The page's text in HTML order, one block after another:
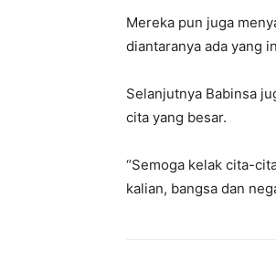
Mereka pun juga
diantaranya ada yang
Selanjutnya Babinsa
cita yang besar.
“Semoga kelak cita-
kalian, bangsa dan